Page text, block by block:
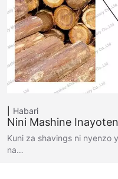
Habari
Nini Mashine
Kuni za shavings ni nyenzo
na…